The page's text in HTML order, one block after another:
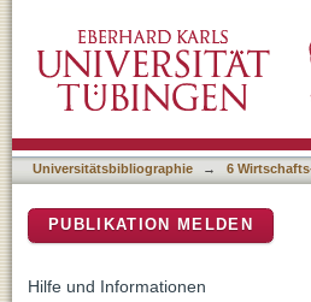
angle during isometric
Universitätsbibliographie → 6
PUBLIKATION MELDEN
Hilfe und Informationen